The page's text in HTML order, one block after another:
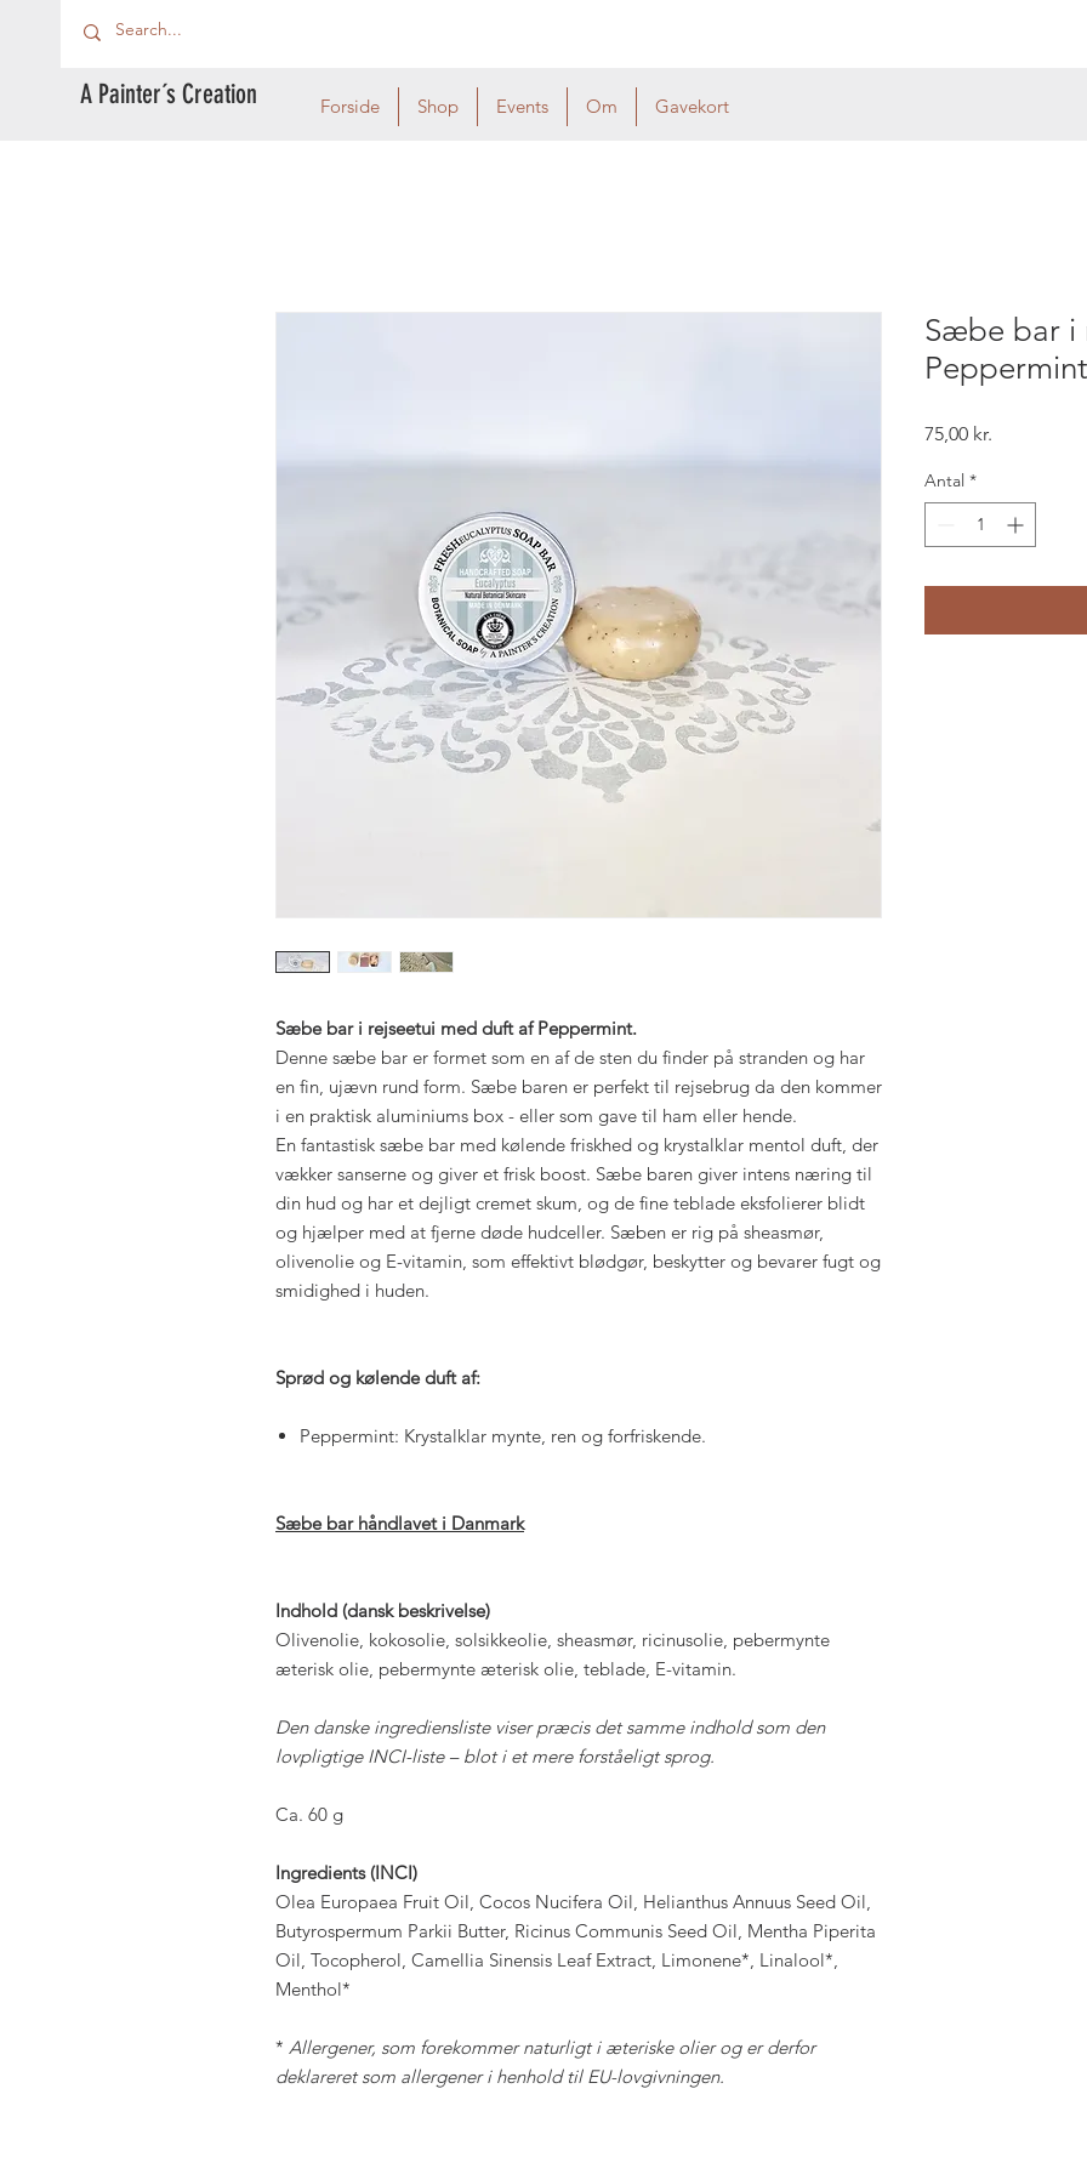
A Painter´s Creation Forside Shop Events Om Gavekort
Sæbe bar i rejseetui med duft af Peppermint.
Denne sæbe bar er formet som en af de sten du finder på stranden og har
en fin, ujævn rund form. Sæbe baren er perfekt til rejsebrug da den kommer
i en praktisk aluminiums box - eller som gave til ham eller hende.
En fantastisk sæbe bar med kølende friskhed og krystalklar mentol duft, der
vækker sanserne og giver et frisk boost. Sæbe baren giver intens næring til
din hud og har et dejligt cremet skum, og de fine teblade eksfolierer blidt
og hjælper med at fjerne døde hudceller. Sæben er rig på sheasmør,
olivenolie og E-vitamin, som effektivt blødgør, beskytter og bevarer fugt og
smidighed i huden.
Sprød og kølende duft af:
Peppermint: Krystalklar mynte, ren og forfriskende.
Sæbe bar håndlavet i Danmark
Indhold (dansk beskrivelse)
Olivenolie, kokosolie, solsikkeolie, sheasmør, ricinusolie, pebermynte
æterisk olie, pebermynte æterisk olie, teblade, E-vitamin.
Den danske ingrediensliste viser præcis det samme indhold som den
lovpligtige INCI-liste – blot i et mere forståeligt sprog.
Ca. 60 g
Ingredients (INCI)
Olea Europaea Fruit Oil, Cocos Nucifera Oil, Helianthus Annuus Seed Oil,
Butyrospermum Parkii Butter, Ricinus Communis Seed Oil, Mentha Piperita
Oil, Tocopherol, Camellia Sinensis Leaf Extract, Limonene*, Linalool*,
Menthol*
* Allergener, som forekommer naturligt i æteriske olier og er derfor
deklareret som allergener i henhold til EU-lovgivningen.
Sæbe bar i
75,00 kr.
Antal *